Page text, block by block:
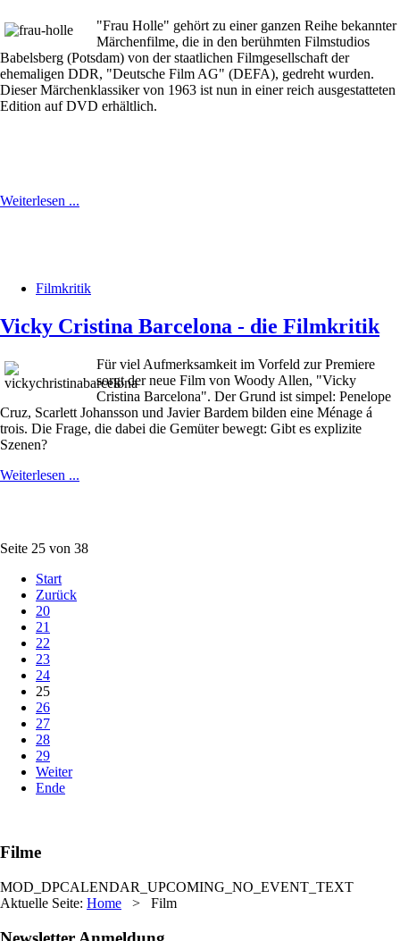
"Frau Holle" gehört zu einer ganzen Reihe bekannter
Märchenfilme, die in den berühmten Filmstudios
Babelsberg (Potsdam) von der staatlichen Filmgesellschaft der
ehemaligen DDR, "Deutsche Film AG" (DEFA), gedreht wurden.
Dieser Märchenklassiker von 1963 ist nun in einer reich ausgestatteten
Edition auf DVD erhältlich.
Weiterlesen ...
Filmkritik
Vicky Cristina Barcelona - die Filmkritik
Für viel Aufmerksamkeit im Vorfeld zur Premiere
sorgt der neue Film von Woody Allen, "Vicky
Cristina Barcelona". Der Grund ist simpel: Penelope
Cruz, Scarlett Johansson und Javier Bardem bilden eine Ménage á
trois. Die Frage, die dabei die Gemüter bewegt: Gibt es explizite
Szenen?
Weiterlesen ...
Seite 25 von 38
Start
Zurück
20
21
22
23
24
25
26
27
28
29
Weiter
Ende
Filme
MOD_DPCALENDAR_UPCOMING_NO_EVENT_TEXT
Aktuelle Seite: Home > Film